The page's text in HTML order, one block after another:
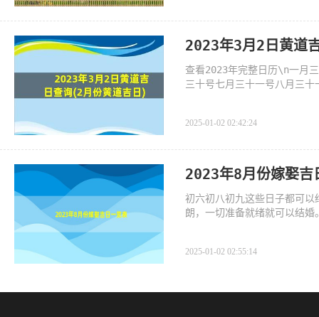
2023年3月2日黄道
查看2023年完整日历\n一月
三十号七月三十一号八月三
2025-01-02 02:42:24
2023年8月份嫁娶吉
初六初八初九这些日子都可
朗，一切准备就绪就可以结
2025-01-02 02:55:14